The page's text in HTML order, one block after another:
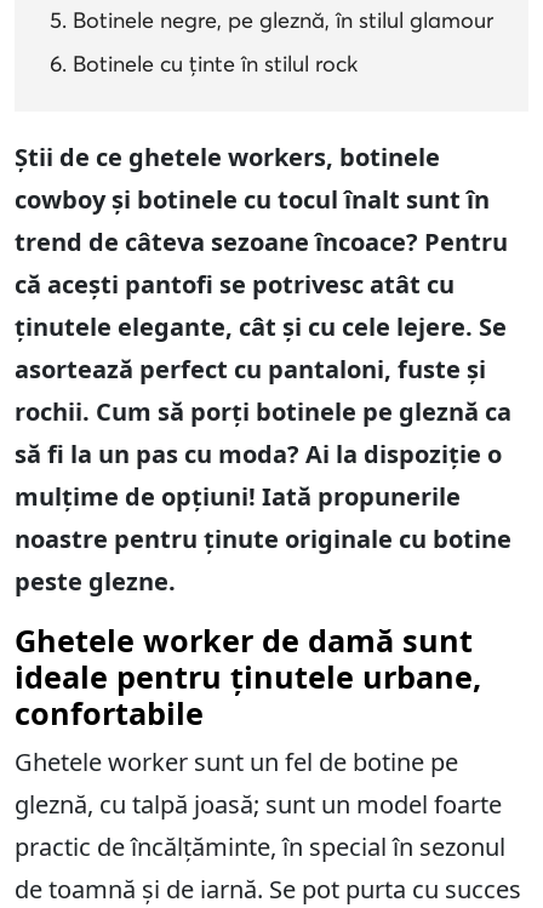
Botinele negre, pe gleznă, în stilul glamour
Botinele cu ținte în stilul rock
Știi de ce ghetele workers, botinele
cowboy și botinele cu tocul înalt sunt în
trend de câteva sezoane încoace? Pentru
că acești pantofi se potrivesc atât cu
ținutele elegante, cât și cu cele lejere. Se
asortează perfect cu pantaloni, fuste și
rochii. Cum să porți botinele pe gleznă ca
să fi la un pas cu moda? Ai la dispoziție o
mulțime de opțiuni! Iată propunerile
noastre pentru ținute originale cu botine
peste glezne.
Ghetele worker de damă sunt
ideale pentru ținutele urbane,
confortabile
Ghetele worker sunt un fel de botine pe
gleznă, cu talpă joasă; sunt un model foarte
practic de încălțăminte, în special în sezonul
de toamnă și de iarnă. Se pot purta cu succes